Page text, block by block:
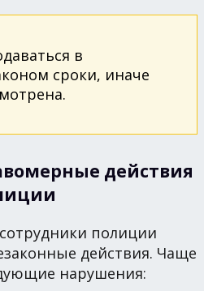
в
сроки, иначе
действия
полиции
действия. Чаще
нарушения: